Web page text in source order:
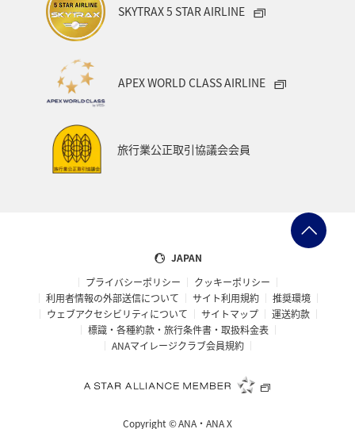
SKYTRAX 5 STAR AIRLINE
APEX WORLD CLASS AIRLINE
旅行業公正取引協議会会員
JAPAN
プライバシーポリシー
クッキーポリシー
利用者情報の外部送信について
サイト利用規約
推奨環境
ウェブアクセシビリティについて
サイトマップ
運送約款
標識・各種約款・旅行条件書・取扱料金表
ANAマイレージクラブ会員規約
Copyright ©ANA・ANA X